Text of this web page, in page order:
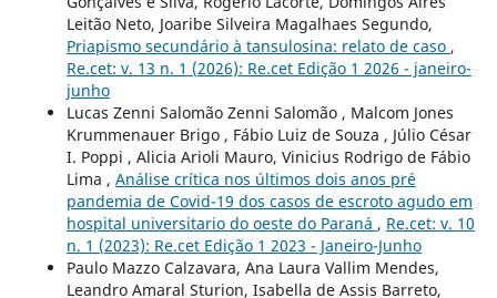
Leitão Neto, Joaribe Silveira Magalhaes Segundo,
Priapismo secundário à tansulosina: relato de caso ,
Re.cet: v. 13 n. 1 (2026): Re.cet Edição 1 2026 - janeiro-
junho
Lucas Zenni Salomão Zenni Salomão , Malcom Jones
Krummenauer Brigo , Fábio Luiz de Souza , Júlio César
I. Poppi , Alicia Arioli Mauro, Vinicius Rodrigo de Fábio
Lima , Análise crítica nos últimos dois anos pré
pandemia de Covid-19 dos casos de escroto agudo em
hospital universitario do oeste do Paraná , Re.cet: v. 10
n. 1 (2023): Re.cet Edição 1 2023 - Janeiro-Junho
Paulo Mazzo Calzavara, Ana Laura Vallim Mendes,
Leandro Amaral Sturion, Isabella de Assis Barreto,